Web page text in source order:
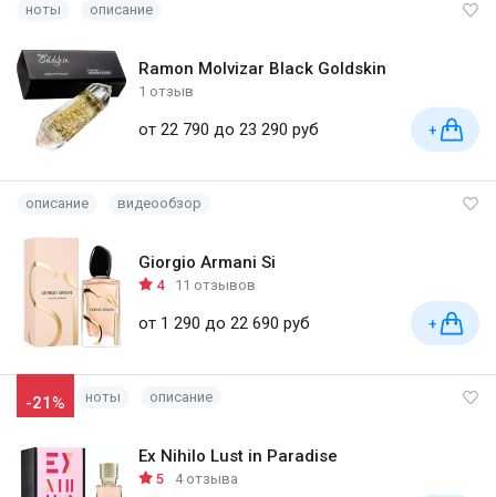
ноты описание
Ramon Molvizar Black Goldskin
1 отзыв
от 22 790 до 23 290 руб +
описание видеообзор
Giorgio Armani Si
4 11 отзывов
от 1 290 до 22 690 руб +
-21% ноты описание
Ex Nihilo Lust in Paradise
5 4 отзыва